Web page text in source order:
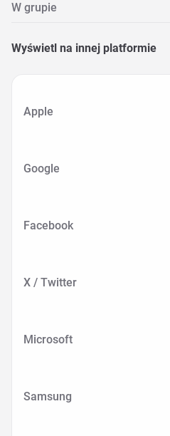
W grupie
Wyświetl na innej platformie
Apple
Google
Facebook
X / Twitter
Microsoft
Samsung